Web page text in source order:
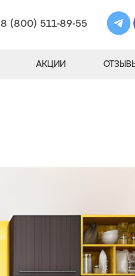
8 (800) 511-89-55
АКЦИИ